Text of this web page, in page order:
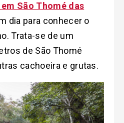
São Thomé das
dia para conhecer o
Trata-se de um
de São Thomé
cachoeira e grutas.